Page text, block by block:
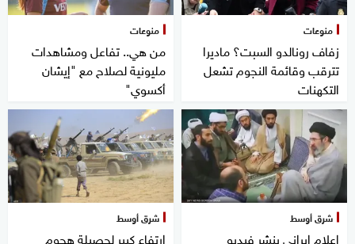
منوعات
زفاف رونالدو السبت؟ ماديرا
تترقب وقائمة النجوم تشعل
التكهنات
منوعات
من هي.. تفاعل ومشاهدات
مليونية لصلاح مع "إيشان
أكسوي"
شرق أوسط
إعلام إيراني ينشر فيديو
شرق أوسط
ارتفاع كبير لحصيلة هجوم